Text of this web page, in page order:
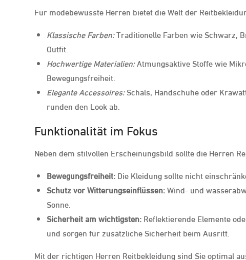
Für modebewusste Herren bietet die Welt der
Klassische Farben:Traditionelle Farben wie Schwarz,
Outfit.
Hochwertige Materialien:Atmungsaktive Stoffe wie
Bewegungsfreiheit.
Elegante Accessoires:Schals, Handschuhe oder
runden den Look ab.
Funktionalität im Fokus
Neben dem stilvollen Erscheinungsbild sollte die Herren
Bewegungsfreiheit: Die Kleidung sollte nicht
Schutz vor Witterungseinflüssen:Wind- und
Sonne.
Sicherheit am wichtigsten: Reflektierende Elemente
und sorgen für zusätzliche Sicherheit beim Ausritt.
Mit der richtigen Herren Reitbekleidung sind Sie optimal